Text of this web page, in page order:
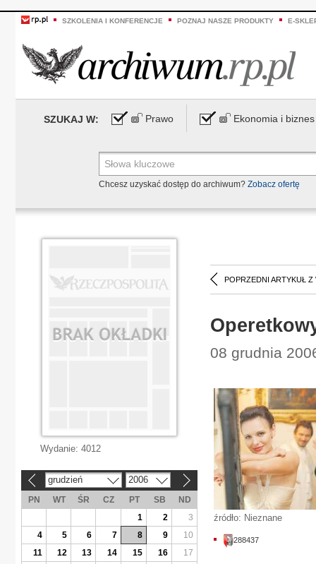
SZKOLENIA I KONFERENCJE POZNAJ NASZE PRODUKTY E-
SZUKAJ W: Prawo Ekonomia i biznes
Chcesz uzyskać dostęp do archiwum? Zobacz ofertę
POPRZEDNI ARTYKUŁ Z
08 grudnia
źródło: Nieznane
288437
Wydanie: 4012
grudzień 2006
PN WT ŚR CZ PT SB
ND
1
2
3
4
5 6 7 8 9
10
11
12 13 14 15 16
17